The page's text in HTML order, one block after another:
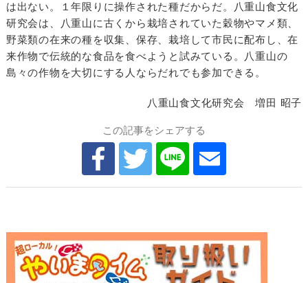
は出ない。１年限りに操作された種だからだ。八重山食文化
研究会は、八重山に古くから栽培されていた穀物やマメ類、
野菜類の在来の種を収集、保存、栽培して市民に配布し、在
来作物で伝統的な食品を食べようと試みている。八重山の
島々の作物を大切にする人ならだれでも参加できる。
八重山食文化研究会 増田 昭子
この記事をシェアする